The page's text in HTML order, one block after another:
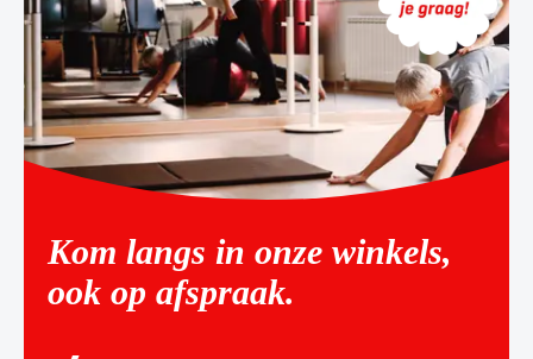
Kom langs in onze winkels,
ook op afspraak.